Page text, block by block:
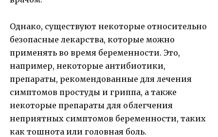
Однако, существуют некоторые относительно
безопасные лекарства, которые можно
применять во время беременности. Это,
например, некоторые антибиотики,
препараты, рекомендованные для лечения
симптомов простуды и гриппа, а также
некоторые препараты для облегчения
неприятных симптомов беременности, таких
как тошнота или головная боль.